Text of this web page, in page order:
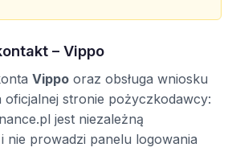
– Vippo
Vippo oraz obsługa wniosku
oficjalnej stronie pożyczkodawcy:
jest niezależną
nie prowadzi panelu logowania